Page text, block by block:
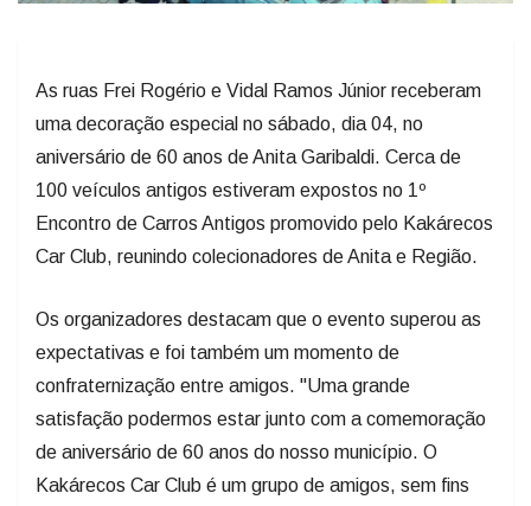
As ruas Frei Rogério e Vidal Ramos Júnior receberam
uma decoração especial no sábado, dia 04, no
aniversário de 60 anos de Anita Garibaldi. Cerca de
100 veículos antigos estiveram expostos no 1º
Encontro de Carros Antigos promovido pelo Kakárecos
Car Club, reunindo colecionadores de Anita e Região.
Os organizadores destacam que o evento superou as
expectativas e foi também um momento de
confraternização entre amigos. "Uma grande
satisfação podermos estar junto com a comemoração
de aniversário de 60 anos do nosso município. O
Kakárecos Car Club é um grupo de amigos, sem fins